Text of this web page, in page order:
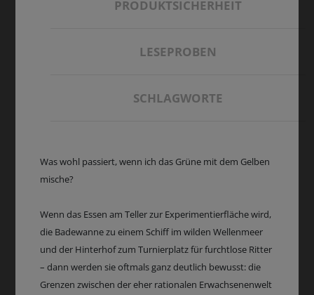
PRODUKTSICHERHEIT
LESEPROBEN
SCHLAGWORTE
Was wohl passiert, wenn ich das Grüne mit dem Gelben
mische?
Wenn das Essen am Teller zur Experimentierfläche wird,
die Badewanne zu einem Schiff im wilden Wellenmeer
und der Hinterhof zum Turnierplatz für furchtlose Ritter
– dann werden sie oftmals ganz deutlich bewusst: die
Grenzen zwischen der eher rationalen Erwachsenenwelt